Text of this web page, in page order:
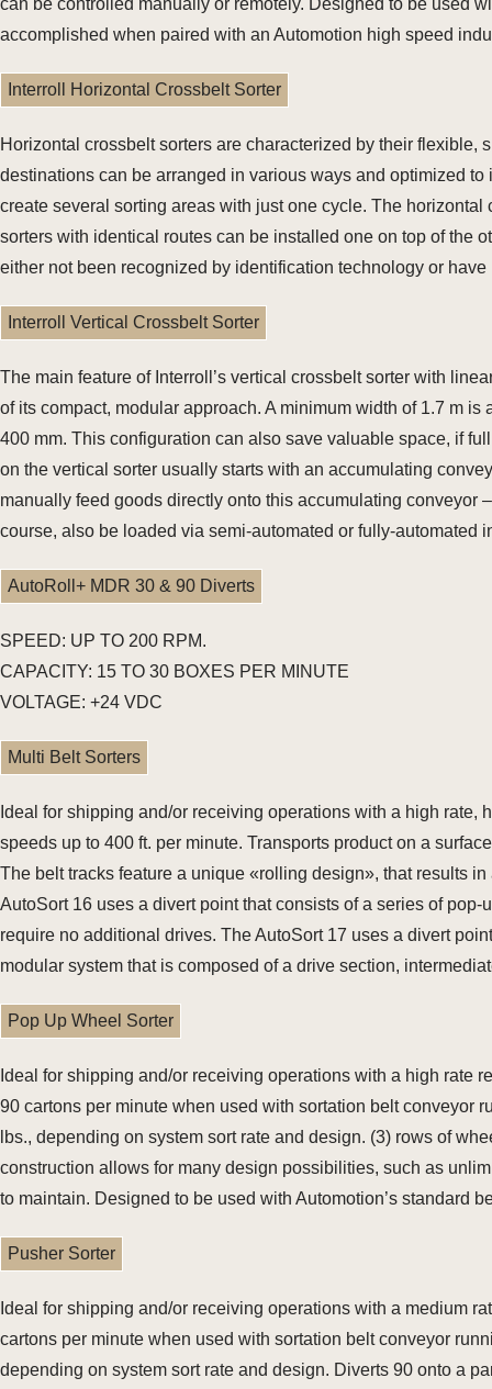
can be controlled manually or remotely. Designed to be used
accomplished when paired with an Automotion high speed
Interroll Horizontal Crossbelt Sorter
Horizontal crossbelt sorters are characterized by their
destinations can be arranged in various ways and optimized
create several sorting areas with just one cycle. The
sorters with identical routes can be installed one on top of the
either not been recognized by identification technology or
Interroll Vertical Crossbelt Sorter
The main feature of Interroll’s vertical crossbelt sorter with
of its compact, modular approach. A minimum width of 1.7 m
400 mm. This configuration can also save valuable space, if
on the vertical sorter usually starts with an accumulating
manually feed goods directly onto this accumulating conveyor
course, also be loaded via semi-automated or fully-automated
AutoRoll+ MDR 30 & 90 Diverts
SPEED: UP TO 200 RPM.
CAPACITY: 15 TO 30 BOXES PER MINUTE
VOLTAGE: +24 VDC
Multi Belt Sorters
Ideal for shipping and/or receiving operations with a high
speeds up to 400 ft. per minute. Transports product on a
The belt tracks feature a unique «rolling design», that results
AutoSort 16 uses a divert point that consists of a series of
require no additional drives. The AutoSort 17 uses a divert
modular system that is composed of a drive section,
Pop Up Wheel Sorter
Ideal for shipping and/or receiving operations with a high rate
90 cartons per minute when used with sortation belt conveyor
lbs., depending on system sort rate and design. (3) rows of
construction allows for many design possibilities, such as
to maintain. Designed to be used with Automotion’s standard
Pusher Sorter
Ideal for shipping and/or receiving operations with a medium
cartons per minute when used with sortation belt conveyor
depending on system sort rate and design. Diverts 90 onto a